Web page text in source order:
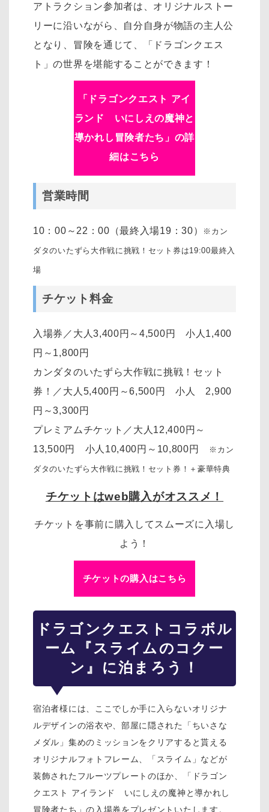
アトラクション参加者は、オリジナルストー
リーに沿いながら、自分自身が物語の主人公
となり、冒険を通じて、「ドラゴンクエス
ト」の世界を堪能することができます！
「
ドラゴンクエスト アイ
ランド いにしえの魔神と
導かれし冒険者たち 」の詳
細はこちら
営業時間
10：00～22：00（最終入場19：30） ※カン
ダタのいたずら大作戦に挑戦！セット券は19:00最終入
場
チケット料金
入場券／大人3,400円～4,500円 小人1,400
円～1,800円
カンダタのいたずら大作戦に挑戦！セット
券！／大人5,400円～6,500円 小人 2,900
円～3,300円
プレミアムチケット／大人12,400円～
13,500円 小人10,400円～10,800円
※カン
ダタのいたずら大作戦に挑戦！セット券！＋豪華特典
チケットはweb購入がオススメ！
チケットを事前に購入してスムーズに入場し
よう！
チケットの購入はこちら
ドラゴンクエスト コラボル
ーム『スライムのコクー
ン』に泊まろう！
宿泊者様には、ここでしか手に入らないオリジナ
ルデザインの浴衣や、部屋に隠された「ちいさな
メダル」集めのミッションをクリアすると貰える
オリジナルフォトフレーム、「スライム」などが
装飾されたフルーツプレートのほか、「ドラゴン
クエスト アイランド いにしえの魔神と導かれし
冒険者たち」の入場券をプレゼントいたします。